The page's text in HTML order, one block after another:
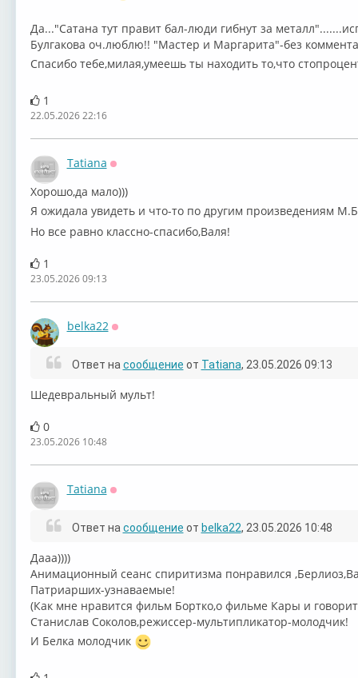
Да..."Сатана тут правит бал-люди гибнут за
Булгакова оч.люблю!! "Мастер и Маргарита"-без
Спасибо тебе,милая,умеешь ты находить то,что
1
22.05.2026 22:16
Tatiana
Хорошо,да мало)))
Я ожидала увидеть и что-то по другим произведениям
Но все равно классно-спасибо,Валя!
1
23.05.2026 09:13
belka22
Ответ на сообщение от Tatiana, 23.05.2026 09:13
Шедевральный мульт!
0
23.05.2026 10:48
Tatiana
Ответ на сообщение от belka22, 23.05.2026 10:48
Дааа))))
Анимационный сеанс спиритизма понравился
Патриарших-узнаваемые!
(Как мне нравится фильм Бортко,о фильме Кары и
Станислав Соколов,режиссер-мультипликатор-молодчик!
И Белка молодчик